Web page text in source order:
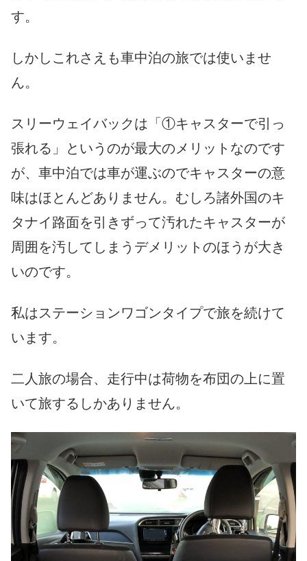
す。
しかしこれさえも車中泊の旅では使いませ
ん。
スリーウェイバックは「①キャスターで引っ
張れる」というのが最大のメリットなのです
が、車中泊では車が運ぶのでキャスターの意
味はほとんどありません。むしろ諸外国のキ
タナイ路面を引きずって汚れたキャスターが
周囲を汚してしまうデメリットのほうが大き
いのです。
私はステーションワゴンタイプで旅を続けて
います。
二人旅の場合、走行中は荷物を布団の上に置
いて旅するしかありません。